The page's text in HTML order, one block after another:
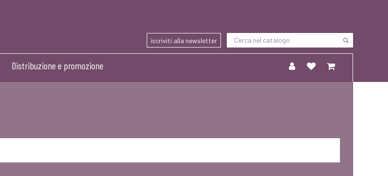
iscriviti alla newsletter
Distribuzione e promozione